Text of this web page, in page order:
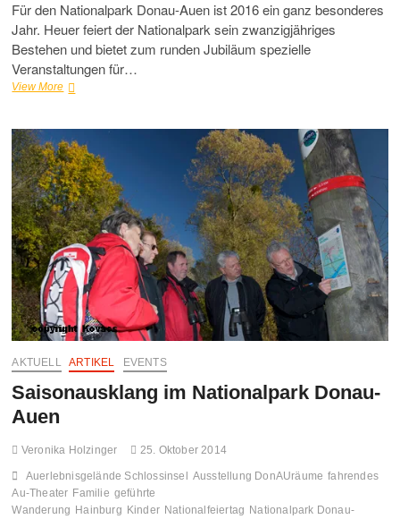
Für den Nationalpark Donau-Auen ist 2016 ein ganz besonderes
Jahr. Heuer feiert der Nationalpark sein zwanzigjähriges
Bestehen und bietet zum runden Jubiläum spezielle
Veranstaltungen für…
View MoreAuf
Lüfte“
im
Nationalpark
Donau-
Auen
AKTUELL ARTIKEL EVENTS
Saisonausklang im Nationalpark Donau-
Auen
Veronika Holzinger 25. Oktober 2014
Auerlebnisgelände Schlossinsel Ausstellung DonAUräume fahrendes
Au-Theater Familie geführte
Wanderung Hainburg Kinder Nationalfeiertag Nationalpark Donau-